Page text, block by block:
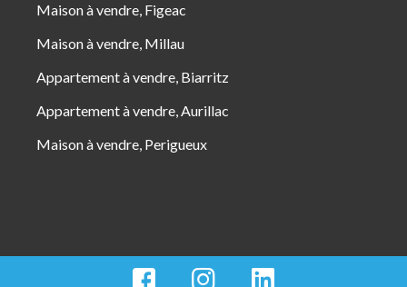
Maison à vendre, Figeac
Maison à vendre, Millau
Appartement à vendre, Biarritz
Appartement à vendre, Aurillac
Maison à vendre, Perigueux